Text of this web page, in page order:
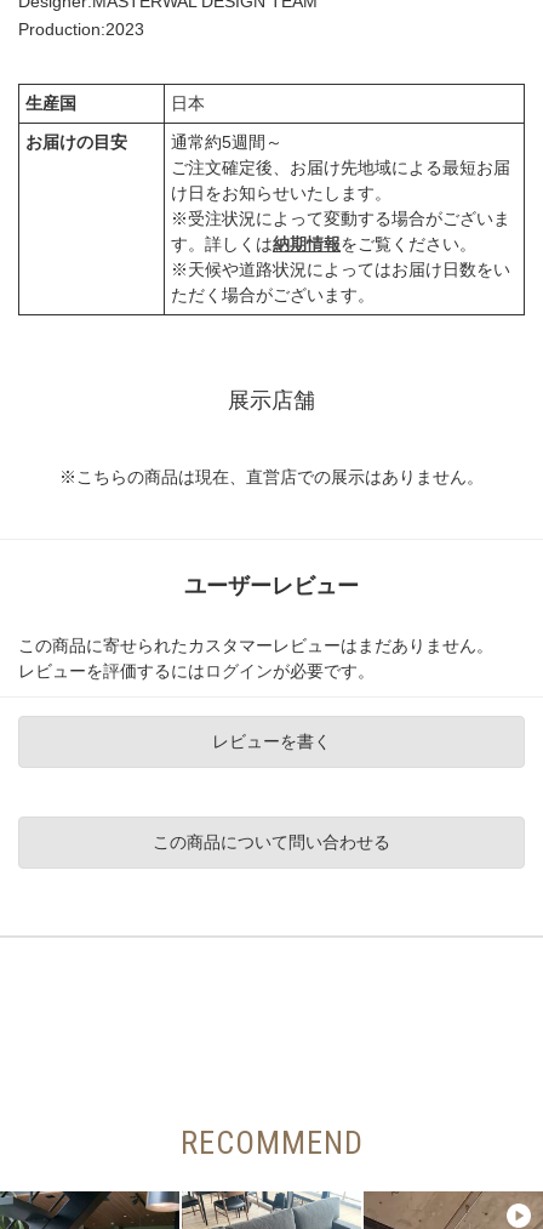
Production:2023
生産国
日本
お届けの目安
通常約5週間～
ご注文確定後、お届け先地域による最短お届
け日をお知らせいたします。
※受注状況によって変動する場合がございま
す。詳しくは納期情報をご覧ください。
※天候や道路状況によってはお届け日数をい
ただく場合がございます。
展示店舗
※こちらの商品は現在、直営店での展示はありません。
ユーザーレビュー
この商品に寄せられたカスタマーレビューはまだありません。
レビューを評価するにはログインが必要です。
レビューを書く
この商品について問い合わせる
RECOMMEND